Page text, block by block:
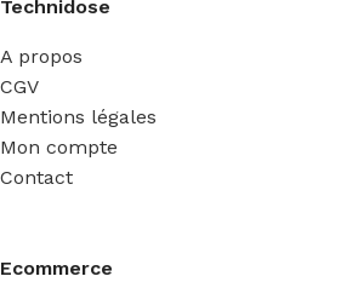
Technidose
A propos
CGV
Mentions légales
Mon compte
Contact
Ecommerce